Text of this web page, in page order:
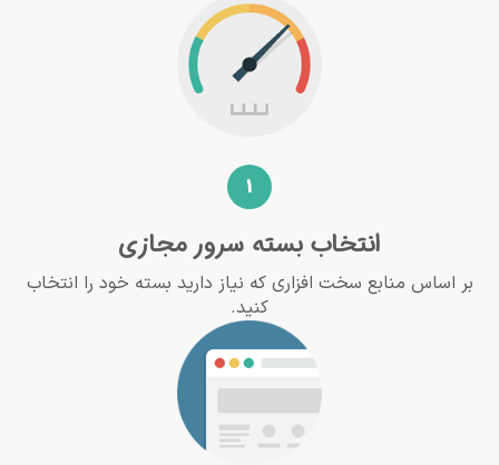
1
انتخاب بسته سرور مجازی
بر اساس منابع سخت افزاری که نیاز دارید بسته خود را انتخاب
کنید.